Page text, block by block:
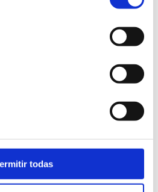
todas
maciza 2 cajones y galeria